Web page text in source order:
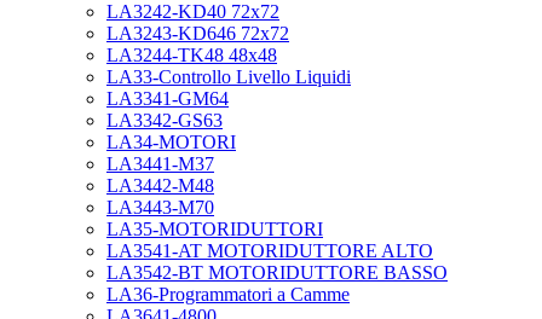
LA3242-KD40 72x72
LA3243-KD646 72x72
LA3244-TK48 48x48
LA33-Controllo Livello Liquidi
LA3341-GM64
LA3342-GS63
LA34-MOTORI
LA3441-M37
LA3442-M48
LA3443-M70
LA35-MOTORIDUTTORI
LA3541-AT MOTORIDUTTORE ALTO
LA3542-BT MOTORIDUTTORE BASSO
LA36-Programmatori a Camme